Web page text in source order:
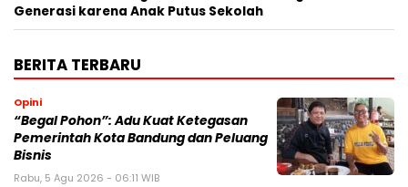
Generasi karena Anak Putus Sekolah
BERITA TERBARU
Opini
“Begal Pohon”: Adu Kuat Ketegasan
Pemerintah Kota Bandung dan Peluang
Bisnis
Rabu, 5 Agu 2026 - 06:11 WIB